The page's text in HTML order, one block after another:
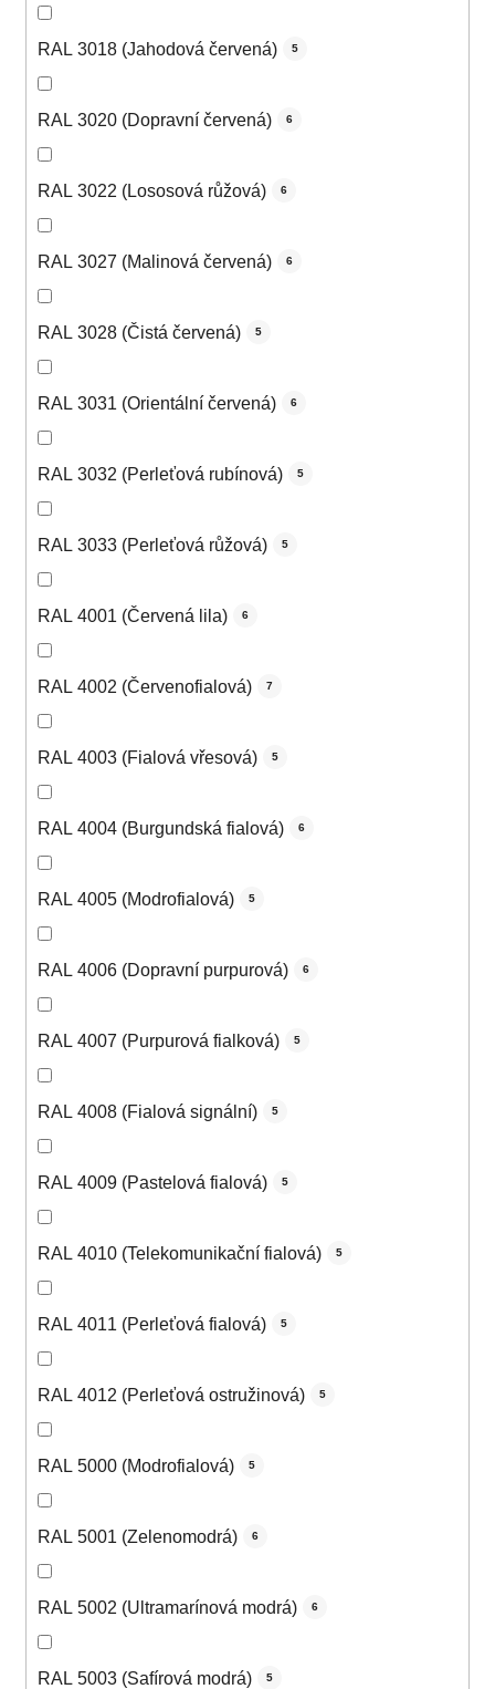
RAL 3018 (Jahodová červená) 5
RAL 3020 (Dopravní červená) 6
RAL 3022 (Lososová růžová) 6
RAL 3027 (Malinová červená) 6
RAL 3028 (Čistá červená) 5
RAL 3031 (Orientální červená) 6
RAL 3032 (Perleťová rubínová) 5
RAL 3033 (Perleťová růžová) 5
RAL 4001 (Červená lila) 6
RAL 4002 (Červenofialová) 7
RAL 4003 (Fialová vřesová) 5
RAL 4004 (Burgundská fialová) 6
RAL 4005 (Modrofialová) 5
RAL 4006 (Dopravní purpurová) 6
RAL 4007 (Purpurová fialková) 5
RAL 4008 (Fialová signální) 5
RAL 4009 (Pastelová fialová) 5
RAL 4010 (Telekomunikační fialová) 5
RAL 4011 (Perleťová fialová) 5
RAL 4012 (Perleťová ostružinová) 5
RAL 5000 (Modrofialová) 5
RAL 5001 (Zelenomodrá) 6
RAL 5002 (Ultramarínová modrá) 6
RAL 5003 (Safírová modrá) 5